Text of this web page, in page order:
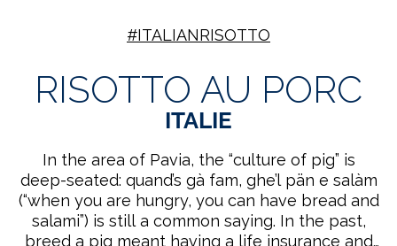
#ITALIANRISOTTO
RISOTTO AU PORC
ITALIE
In the area of Pavia, the “culture of pig” is
deep-seated: quand’s gà fam, ghe’l pän e salàm
(“when you are hungry, you can have bread and
salami”) is still a common saying. In the past,
breed a pig meant having a life insurance and